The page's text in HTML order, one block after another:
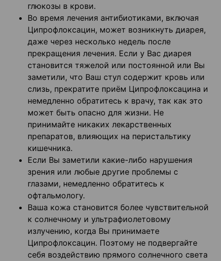
глюкозы в крови.
Во время лечения антибиотиками, включая
Ципрофлоксацин, может возникнуть диарея,
даже через несколько недель после
прекращения лечения. Если у Вас диарея
становится тяжелой или постоянной или Вы
заметили, что Ваш стул содержит кровь или
слизь, прекратите приём Ципрофлоксацина и
немедленно обратитесь к врачу, так как это
может быть опасно для жизни. Не
принимайте никаких лекарственных
препаратов, влияющих на перистальтику
кишечника.
Если Вы заметили какие-либо нарушения
зрения или любые другие проблемы с
глазами, немедленно обратитесь к
офтальмологу.
Ваша кожа становится более чувствительной
к солнечному и ультрафиолетовому
излучению, когда Вы принимаете
Ципрофлоксацин. Поэтому не подвергайте
себя воздействию прямого солнечного света